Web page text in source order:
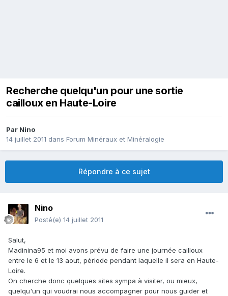
Recherche quelqu'un pour une sortie
cailloux en Haute-Loire
Par Nino
14 juillet 2011 dans Forum Minéraux et Minéralogie
Répondre à ce sujet
Nino
Posté(e) 14 juillet 2011
Salut,
Madinina95 et moi avons prévu de faire une journée cailloux
entre le 6 et le 13 aout, période pendant laquelle il sera en Haute-
Loire.
On cherche donc quelques sites sympa à visiter, ou mieux,
quelqu'un qui voudrai nous accompagner pour nous guider et